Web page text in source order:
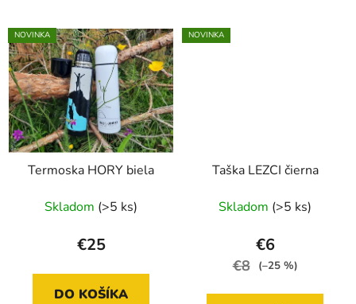
NOVINKA
Termoska HORY biela
Skladom (>5 ks)
€25
DO KOŠÍKA
NOVINKA
Taška LEZCI čierna
Skladom (>5 ks)
€6
€8 (–25 %)